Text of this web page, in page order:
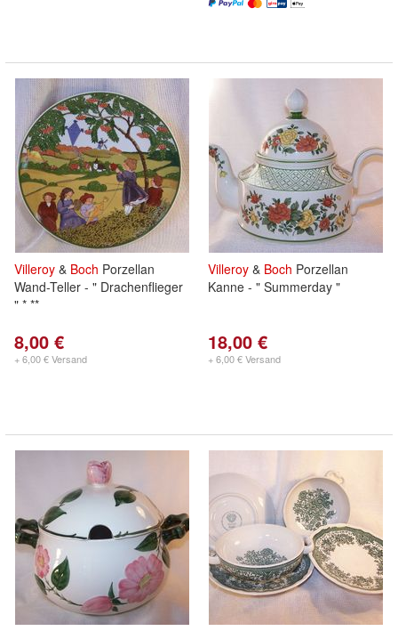
Villeroy & Boch Porzellan
Wand-Teller - " Drachenflieger
" * **
8,00 €
+ 6,00 € Versand
Villeroy & Boch Porzellan
Kanne - " Summerday "
18,00 €
+ 6,00 € Versand